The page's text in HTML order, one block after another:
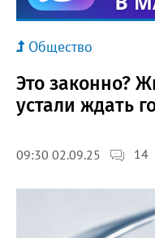
Общество
Это законно?
устали ждать
09:30 02.09.25 14